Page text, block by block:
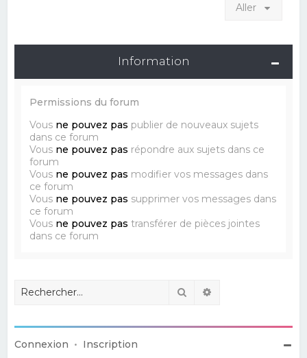
Aller
Information
Permissions du forum
Vous ne pouvez pas publier de nouveaux sujets
dans ce forum
Vous ne pouvez pas répondre aux sujets dans ce
forum
Vous ne pouvez pas modifier vos messages dans
ce forum
Vous ne pouvez pas supprimer vos messages dans
ce forum
Vous ne pouvez pas transférer de pièces jointes
dans ce forum
Rechercher
Connexion • Inscription